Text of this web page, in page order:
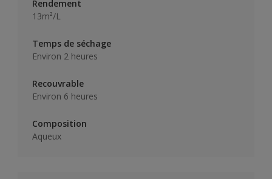
Rendement
13m²/L
Temps de séchage
Environ 2 heures
Recouvrable
Environ 6 heures
Composition
Aqueux